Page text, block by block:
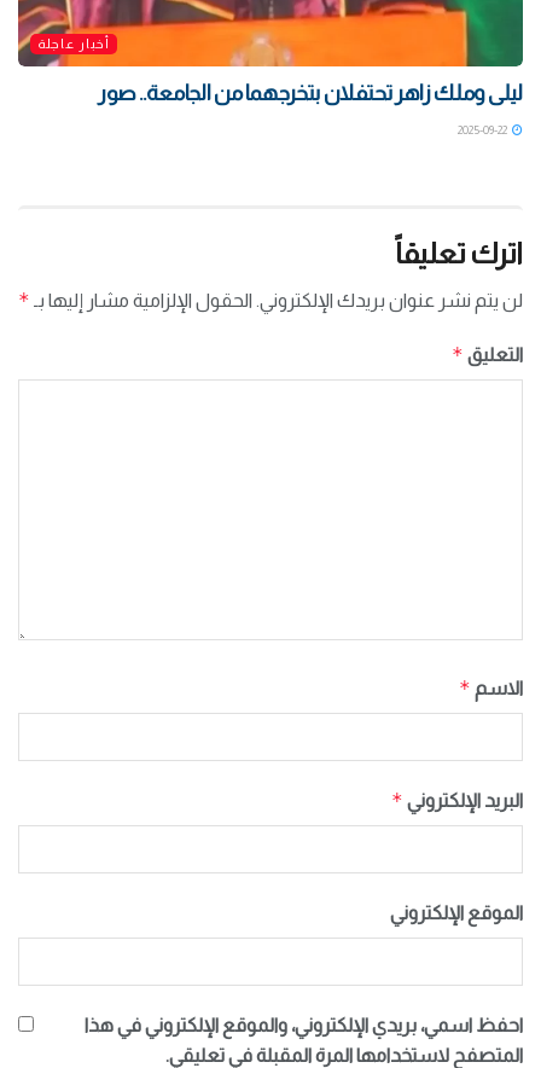
أخبار عاجلة
ليلى وملك زاهر تحتفلان بتخرجهما من الجامعة.. صور
اترك تعليقاً
لن يتم نشر عنوان بريدك الإلكتروني. الحقول الإلزامية مشار إليها بـ *
التعليق *
الاسم *
البريد الإلكتروني *
الموقع الإلكتروني
احفظ اسمي، بريدي الإلكتروني، والموقع الإلكتروني في هذا
المتصفح لاستخدامها المرة المقبلة في تعليقي.